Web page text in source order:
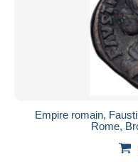
Empire romain,
Rome,